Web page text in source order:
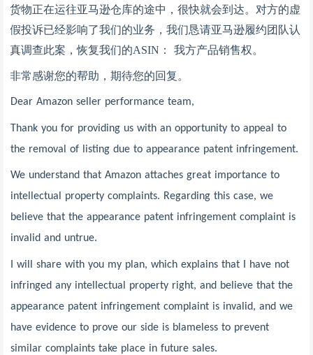
货物正在运往亚马逊仓库的途中，很快就会到达。对方的虚
假投诉已经影响了我们的业务，我们恳请亚马逊履约团队认
真调查此案，恢复我们的ASIN： 我方产品销售权。
非常感谢您的帮助，期待您的回复。
Dear Amazon seller performance team,
Thank you for providing us with an opportunity to appeal to
the removal of listing due to appearance patent infringement.
We understand that Amazon attaches great importance to
intellectual property complaints. Regarding this case, we
believe that the appearance patent infringement complaint is
invalid and untrue.
I will share with you my plan, which explains that I have not
infringed any intellectual property right, and believe that the
appearance patent infringement complaint is invalid, and we
have evidence to prove our side is blameless to prevent
similar complaints take place in future sales.